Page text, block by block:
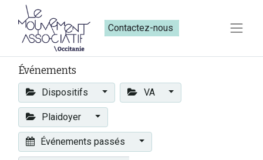
Contactez-nous​​
Événements
Dispositifs VA
Plaidoyer
Événements passés